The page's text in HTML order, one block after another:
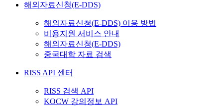
해외자료신청(E-DDS)
해외자료신청(E-DDS) 이용 방법
비용지원 서비스 안내
해외자료신청(E-DDS)
중국대학 자료 검색
RISS API 센터
RISS 검색 API
KOCW 강의정보 API